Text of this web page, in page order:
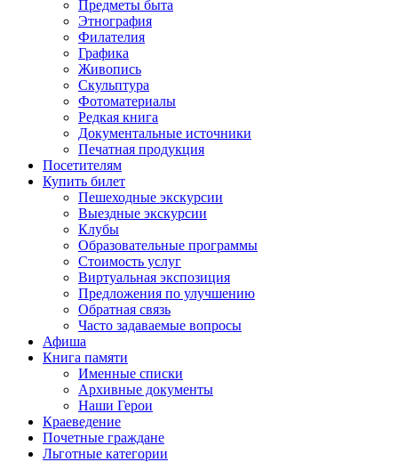
Предметы быта
Этнография
Филателия
Графика
Живопись
Скульптура
Фотоматериалы
Редкая книга
Документальные источники
Печатная продукция
Посетителям
Купить билет
Пешеходные экскурсии
Выездные экскурсии
Клубы
Образовательные программы
Стоимость услуг
Виртуальная экспозиция
Предложения по улучшению
Обратная связь
Часто задаваемые вопросы
Афиша
Книга памяти
Именные списки
Архивные документы
Наши Герои
Краеведение
Почетные граждане
Льготные категории